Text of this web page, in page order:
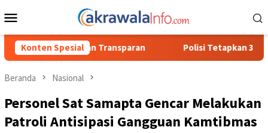
ke
Mobile
Konten SpesialPolisi Tetapkan 3 Orang Tersangka Baru
Beranda Nasional
Personel Sat Samapta Gencar Melakukan
Patroli Antisipasi Gangguan Kamtibmas